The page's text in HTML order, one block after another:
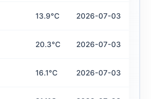
13.9°C 2026-07-03
20.3°C 2026-07-03
16.1°C 2026-07-03